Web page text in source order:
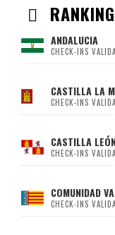
ANDALUCIA
CHECK-INS
CASTILLA LA
CHECK-INS
CASTILLA
CHECK-INS
COMUNIDAD
CHECK-INS